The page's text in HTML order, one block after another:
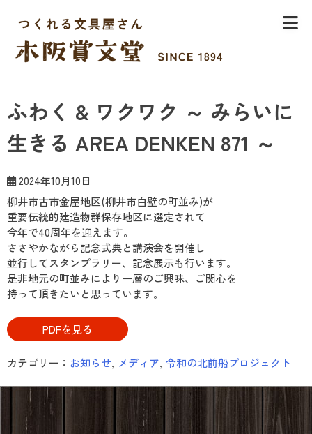
Skip
content
ふわく & ワクワク ～ みらいに
生きる AREA DENKEN 871 ～
2024年10月10日
柳井市古市金屋地区(柳井市白壁の町並み)が
重要伝統的建造物群保存地区に選定されて
今年で40周年を迎えます。
ささやかながら記念式典と講演会を開催し
並行してスタンプラリー、記念展示も行います。
是非地元の町並みにより一層のご興味、ご関心を
持って頂きたいと思っています。
PDFを見る
カテゴリー： お知らせ, メディア, 令和の北前船プロジェクト